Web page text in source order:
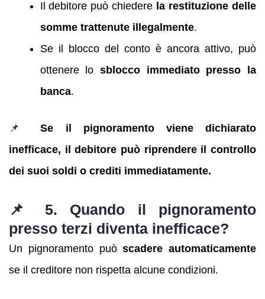
Il debitore può chiedere la restituzione delle
somme trattenute illegalmente.
Se il blocco del conto è ancora attivo, può
ottenere lo sblocco immediato presso la
banca.
📌Se il pignoramento viene dichiarato
inefficace, il debitore può riprendere il controllo
dei suoi soldi o crediti immediatamente.
📌 5. Quando il pignoramento
presso terzi diventa inefficace?
Un pignoramento puòscadere automaticamente
se il creditore non rispetta alcune condizioni.